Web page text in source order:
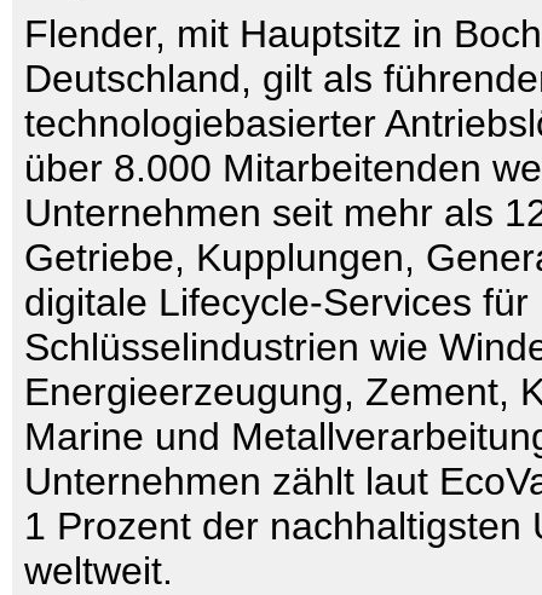
Flender, mit Hauptsitz in
Deutschland, gilt als
technologiebasierter
über 8.000 Mitarbeitenden
Unternehmen seit mehr als
Getriebe, Kupplungen,
digitale Lifecycle-Services für
Schlüsselindustrien wie
Energieerzeugung, Zement,
Marine und
Unternehmen zählt laut
1 Prozent der nachhaltigsten
weltweit.